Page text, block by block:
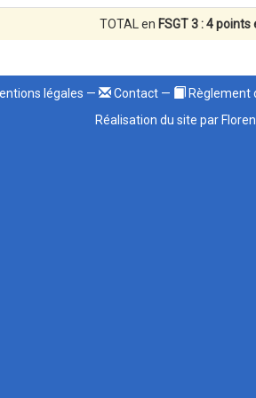
TOTAL en FSGT 3 : 4 points
légales — Contact—
Règlement
Réalisation du site par